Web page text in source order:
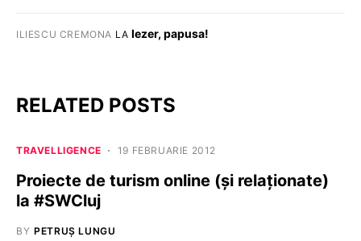
ILIESCU CREMONA LA Iezer, papusa!
RELATED POSTS
TRAVELLIGENCE 19 FEBRUARIE 2012
Proiecte de turism online (şi relaţionate)
la #SWCluj
BY PETRUȘ LUNGU